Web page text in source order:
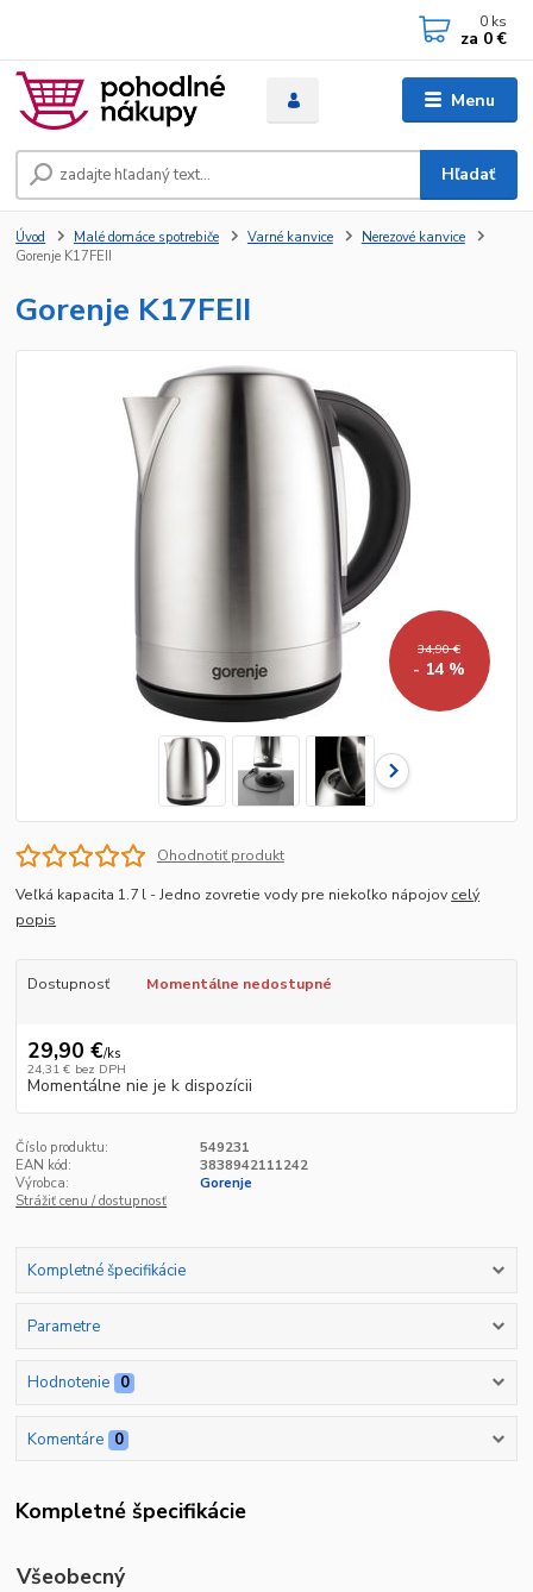
Menu
Hľadať
0 ks
za 0 €
Úvod Malé domáce spotrebiče Varné kanvice
Nerezové kanvice
Gorenje K17FEII
Gorenje K17FEII
34,90 €
- 14 %
Ohodnotiť produkt
Veľká kapacita 1.7 l - Jedno zovretie vody pre niekoľko nápojov celý
popis
Dostupnosť Momentálne nedostupné
29,90 €/ks
24,31 € bez DPH
Momentálne nie je k dispozícii
Číslo produktu:
549231
EAN kód:
3838942111242
Výrobca:
Gorenje
Strážiť cenu / dostupnosť
Kompletné špecifikácie
Parametre
Hodnotenie 0
Komentáre 0
Kompletné špecifikácie
Všeobecný